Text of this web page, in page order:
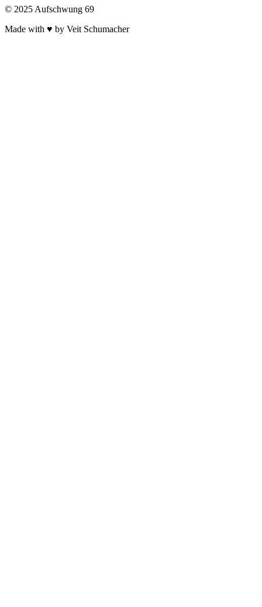
© 2025 Aufschwung 69
Made with ♥ by Veit Schumacher